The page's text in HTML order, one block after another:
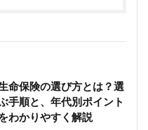
命保険の選び方とは？選
手順と、年代別ポイント
わかりやすく解説